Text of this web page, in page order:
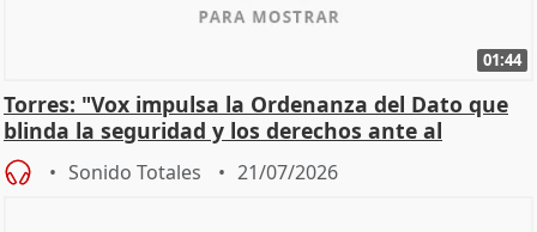
01:44
Torres: "Vox impulsa la Ordenanza del Dato que
blinda la seguridad y los derechos ante al
control"
Sonido Totales 21/07/2026